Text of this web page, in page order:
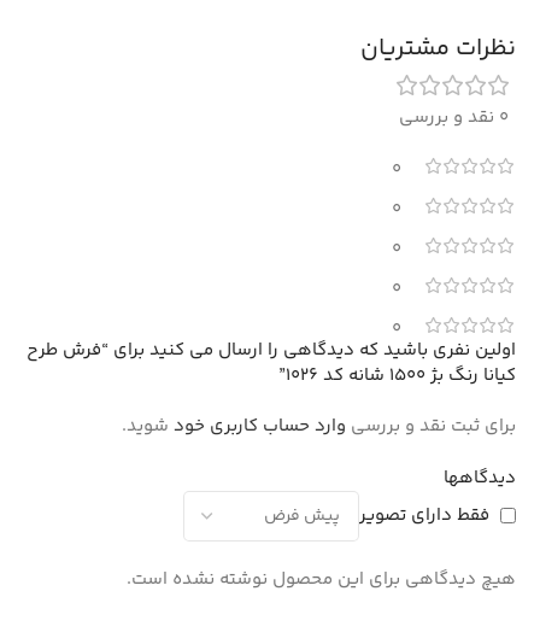
نظرات مشتریان
0 نقد و بررسی
0
0
0
0
0
دیدگاهها
فقط دارای تصویر
هیچ دیدگاهی برای این محصول نوشته نشده است.
اولین نفری باشید که دیدگاهی را ارسال می کنید برای “فرش طرح
کیانا رنگ بژ 1500 شانه کد 1026”
برای ثبت نقد و بررسی وارد حساب کاربری خود شوید.